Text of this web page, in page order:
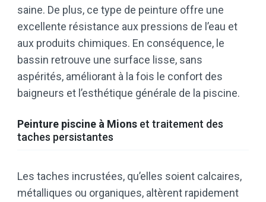
saine. De plus, ce type de peinture offre une
excellente résistance aux pressions de l’eau et
aux produits chimiques. En conséquence, le
bassin retrouve une surface lisse, sans
aspérités, améliorant à la fois le confort des
baigneurs et l’esthétique générale de la piscine.
Peinture piscine à Mions et traitement des
taches persistantes
Les taches incrustées, qu’elles soient calcaires,
métalliques ou organiques, altèrent rapidement